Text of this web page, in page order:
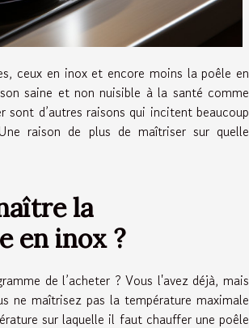
ceux en inox et encore moins la poêle en
saine et non nuisible à la santé comme
d’autres raisons qui incitent beaucoup
raison de plus de maîtriser sur quelle
la
en inox ?
de l’acheter ? Vous l'avez déjà, mais
ne maîtrisez pas la température maximale
sur laquelle il faut chauffer une poêle